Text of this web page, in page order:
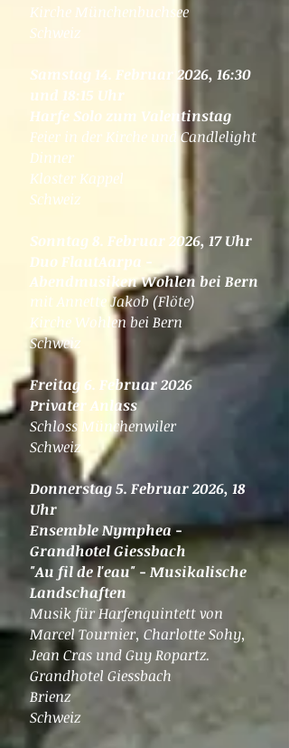
Kirche Münchenbuchsee
Schweiz
Samstag 14. Februar 2026, 16:30
und 18:15 Uhr
Harfe Solo zum Valentinstag
Feier in der Kirche und Candlelight
Dinner
Kloster Kappel
Schweiz
Sonntag​​ 8. Februar 2026, 17 Uhr
Duo FlautAarpa -
AbendmusikenWohlen bei Bern
mit Annette Jakob (Flöte)
Kirche Wohlen bei Bern
Schweiz
​Freitag 6. Februar 2026
Privater Anlass
Schloss Münchenwiler
Schweiz
Donnerstag 5. Februar 2026, 18
Uhr
Ensemble Nymphea -
Grandhotel Giessbach
"Au fil de l'eau" - Musikalische
Landschaften
Musik für Harfenquintettvon
Marcel Tournier, Charlotte Sohy,
Jean Cras und Guy Ropartz.
Grandhotel Giessbach
Brienz
Schweiz